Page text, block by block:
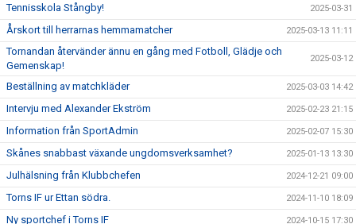
Tennisskola Stångby! 2025-03-31
Årskort till herrarnas hemmamatcher 2025-03-13 11:11
Tornandan återvänder ännu en gång med Fotboll, Glädje och
Gemenskap!
2025-03-12
Beställning av matchkläder 2025-03-03 14:42
Intervju med Alexander Ekström 2025-02-23 21:15
Information från SportAdmin 2025-02-07 15:30
Skånes snabbast växande ungdomsverksamhet? 2025-01-13 13:30
Julhälsning från Klubbchefen 2024-12-21 09:00
Torns IF ur Ettan södra. 2024-11-10 18:09
Ny sportchef i Torns IF 2024-10-15 17:30